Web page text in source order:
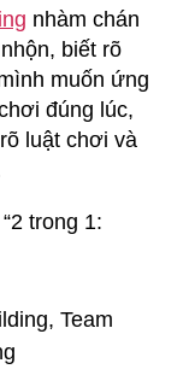
nhàm chán
biết rõ
muốn ứng
đúng lúc,
luật chơi và
trong 1: